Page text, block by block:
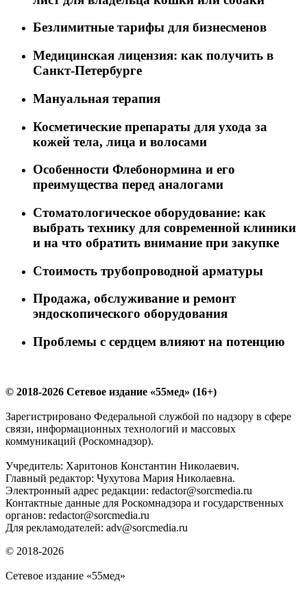
Безлимитные тарифы для бизнесменов
Медицинская лицензия: как получить в
Санкт-Петербурге
Мануальная терапия
Косметические препараты для ухода за
кожей тела, лица и волосами
Особенности Флебонормина и его
преимущества перед аналогами
Стоматологическое оборудование: как
выбрать технику для современной клиники
и на что обратить внимание при закупке
Стоимость трубопроводной арматуры
Продажа, обслуживание и ремонт
эндоскопического оборудования
Проблемы с сердцем влияют на потенцию
© 2018-2026 Сетевое издание «55мед» (16+)
Зарегистрировано Федеральной службой по надзору в сфере
связи, информационных технологий и массовых
коммуникаций (Роскомнадзор).
Учредитель: Харитонов Константин Николаевич.
Главный редактор: Чухутова Мария Николаевна.
Электронный адрес редакции: redactor@sorcmedia.ru
Контактные данные для Роскомнадзора и государственных
органов: redactor@sorcmedia.ru
Для рекламодателей: adv@sorcmedia.ru
© 2018-2026
Сетевое издание «55мед»